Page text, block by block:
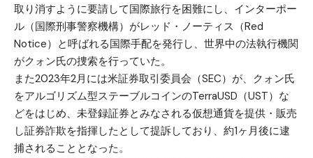
取り消すように要請して国際旅行を困難にし、インターポー
ル（国際刑事警察機構）がレッド・ノーティス（Red
Notice）と呼ばれる国際手配を発行し、世界中の法執行機関
がクォン氏の捜索を行っていた。
また2023年2月には米証券取引委員会（SEC）が、クォン氏
をアルゴリズム型ステーブルコインのTerraUSD（UST）な
どをはじめ、未登録証券とみなされる仮想通貨を提供・販売
し証券詐欺を指揮したとして提訴しており、約1ヶ月後に逮
捕されることとなった。